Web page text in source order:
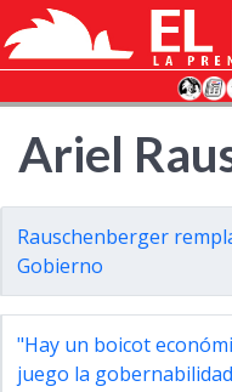
Ariel
Rauschenberger
Gobierno
"Hay un boicot
juego la